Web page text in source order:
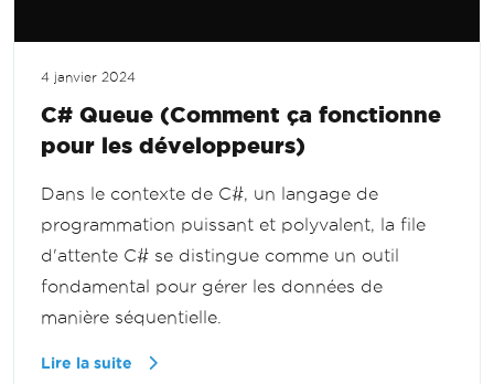
4 janvier 2024
C# Queue (Comment ça fonctionne
pour les développeurs)
Dans le contexte de C#, un langage de
programmation puissant et polyvalent, la file
d'attente C# se distingue comme un outil
fondamental pour gérer les données de
manière séquentielle.
Lire la suite